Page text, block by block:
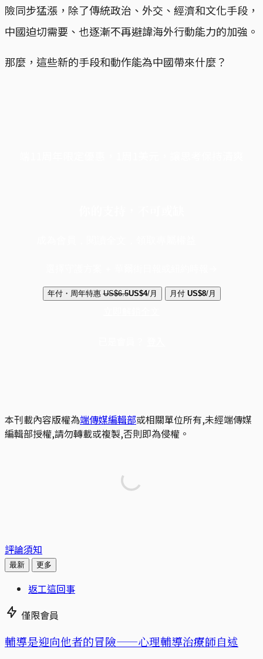
險同步猛漲，除了傳統政治、外交、經濟和文化手段，
中國迫切需要、也逐漸不再避諱海外行動能力的加強。
那麼，這些新的手段和動作能為中國帶來什麼？
年付・周年特惠 US$6.5US$4/月 月付 US$8/月
本刊載內容版權為端傳媒編輯部或相關單位所有,未經端傳媒
編輯部授權,請勿轉載或複製,否則即為侵權。
評論須知
最新 更多
返工這回事
僅限會員
輔導是迎向他者的冒險——心理輔導治療師自述